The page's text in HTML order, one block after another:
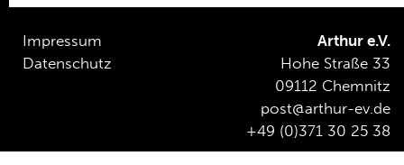
Impressum
Datenschutz
Arthur e.V.
Hohe Straße 33
09112 Chemnitz
post@arthur-ev.de
+49 (0)371 30 25 38